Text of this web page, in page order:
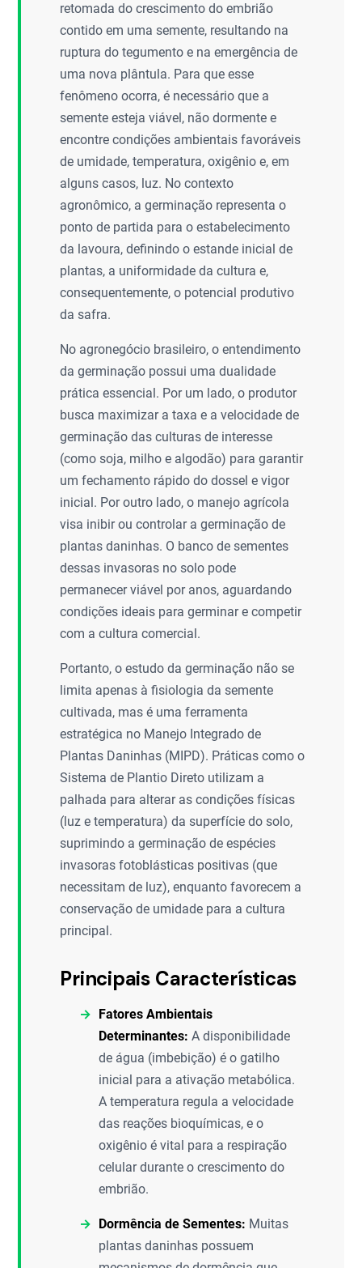
retomada do crescimento do embrião
contido em uma semente, resultando na
ruptura do tegumento e na emergência de
uma nova plântula. Para que esse
fenômeno ocorra, é necessário que a
semente esteja viável, não dormente e
encontre condições ambientais favoráveis
de umidade, temperatura, oxigênio e, em
alguns casos, luz. No contexto
agronômico, a germinação representa o
ponto de partida para o estabelecimento
da lavoura, definindo o estande inicial de
plantas, a uniformidade da cultura e,
consequentemente, o potencial produtivo
da safra.
No agronegócio brasileiro, o entendimento
da germinação possui uma dualidade
prática essencial. Por um lado, o produtor
busca maximizar a taxa e a velocidade de
germinação das culturas de interesse
(como soja, milho e algodão) para garantir
um fechamento rápido do dossel e vigor
inicial. Por outro lado, o manejo agrícola
visa inibir ou controlar a germinação de
plantas daninhas. O banco de sementes
dessas invasoras no solo pode
permanecer viável por anos, aguardando
condições ideais para germinar e competir
com a cultura comercial.
Portanto, o estudo da germinação não se
limita apenas à fisiologia da semente
cultivada, mas é uma ferramenta
estratégica no Manejo Integrado de
Plantas Daninhas (MIPD). Práticas como o
Sistema de Plantio Direto utilizam a
palhada para alterar as condições físicas
(luz e temperatura) da superfície do solo,
suprimindo a germinação de espécies
invasoras fotoblásticas positivas (que
necessitam de luz), enquanto favorecem a
conservação de umidade para a cultura
principal.
Principais Características
Fatores Ambientais
Determinantes: A disponibilidade
de água (imbebição) é o gatilho
inicial para a ativação metabólica.
A temperatura regula a velocidade
das reações bioquímicas, e o
oxigênio é vital para a respiração
celular durante o crescimento do
embrião.
Dormência de Sementes: Muitas
plantas daninhas possuem